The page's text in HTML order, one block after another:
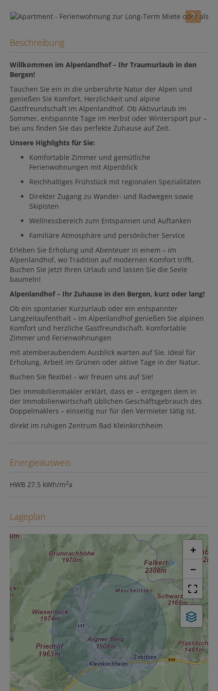
Beschreibung
Willkommen im Alpenlandhof – Ihr Traumurlaub in den
Bergen!
Tauchen Sie ein in die unberührte Natur der Alpen und
genießen Sie Komfort, Herzlichkeit und alpine
Gastfreundschaft im Alpenlandhof. Ob Aktivurlaub im
Sommer, entspannte Tage im Herbst oder Wintersport pur –
bei uns finden Sie das perfekte Zuhause auf Zeit.
Unsere Highlights für Sie:
Komfortable Zimmer und gemütliche
Ferienwohnungen mit Alpenblick
Reichhaltiges Frühstück mit regionalen Spezialitäten
Direkter Zugang zu Wander- und Radwegen sowie
Skipisten
Wellnessbereich zum Entspannen und Auftanken
Familiäre Atmosphäre und persönlicher Service
Erleben Sie Erholung und Abenteuer in einem – im
Alpenlandhof, wo Tradition auf modernen Komfort trifft.
Buchen Sie jetzt Ihren Urlaub und lassen Sie die Seele
baumeln!
Alpenlandhof – Ihr Zuhause in den Bergen, kurz oder lang!
Ob ein spontaner Kurzurlaub oder ein entspannter
Langzeitaufenthalt – im Alpenlandhof genießen Sie alpinen
Komfort und herzliche Gastfreundschaft. Komfortable
Zimmer und Ferienwohnungen
mit atemberaubendem Ausblick warten auf Sie. Ideal für
Erholung, Arbeit im Grünen oder aktive Tage in der Natur.
Buchen Sie flexibel – wir freuen uns auf Sie!
Der Immobilienmakler erklärt, dass er – entgegen dem in
der Immobilienwirtschaft üblichen Geschäftsgebrauch des
Doppelmaklers – einseitig nur für den Vermieter tätig ist.
direkt im ruhigen Zentrum Bad Kleinkirchheim
Energieausweis
HWB 27.5 kWh/m2a
Lageplan
+
−